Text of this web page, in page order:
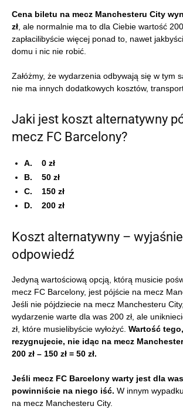
Cena biletu na mecz Manchesteru City
zł , ale normalnie ma to dla Ciebie wartość
zapłacilibyście więcej ponad to, nawet
domu i nic nie robić.
Załóżmy, że wydarzenia odbywają się w tym
nie ma innych dodatkowych kosztów,
Jaki jest koszt alternatywny
mecz FC Barcelony?
A.
0 zł
B.
50 zł
C.
150 zł
D.
200 zł
Koszt alternatywny –
odpowiedź
Jedyną wartościową opcją, którą musicie
mecz FC Barcelony, jest pójście na mecz
Jeśli nie pójdziecie na mecz Manchesteru
wydarzenie warte dla was 200 zł, ale
zł, które musielibyście wyłożyć. Wartość
rezygnujecie, nie idąc na mecz
200 zł – 150 zł = 50 zł.
Jeśli mecz FC Barcelony warty jest dla
powinniście na niego iść. W innym
na mecz Manchesteru City.